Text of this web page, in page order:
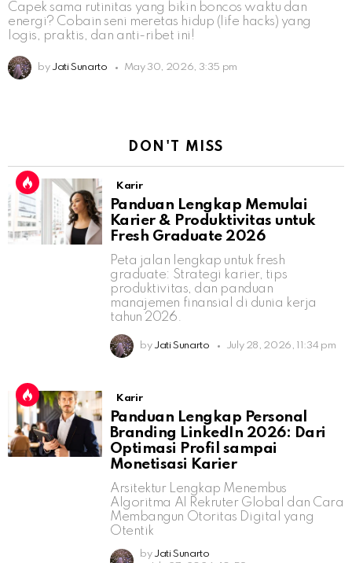
Capek sama rutinitas yang bikin boncos waktu dan
energi? Cobain seni meretas hidup (life hacks) yang
logis, praktis, dan anti-ribet ini!
by Jati Sunarto May 30, 2026, 3:35 pm
DON'T MISS
Karir
Panduan Lengkap Memulai
Karier & Produktivitas untuk
Fresh Graduate 2026
Peta jalan lengkap untuk fresh
graduate: Strategi karier, tips
produktivitas, dan panduan
manajemen finansial di dunia kerja
tahun 2026.
by Jati Sunarto July 28, 2026, 11:34 pm
Karir
Panduan Lengkap Personal
Branding LinkedIn 2026: Dari
Optimasi Profil sampai
Monetisasi Karier
Arsitektur Lengkap Menembus
Algoritma AI Rekruter Global dan Cara
Membangun Otoritas Digital yang
Otentik
by Jati Sunarto